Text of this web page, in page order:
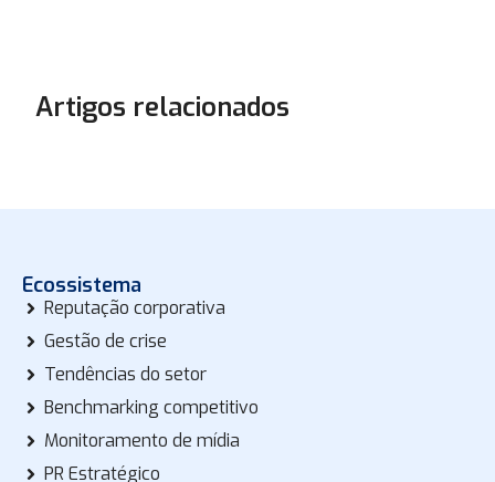
Artigos relacionados
Ecossistema
Reputação corporativa
Gestão de crise
Tendências do setor
Benchmarking competitivo
Monitoramento de mídia
PR Estratégico